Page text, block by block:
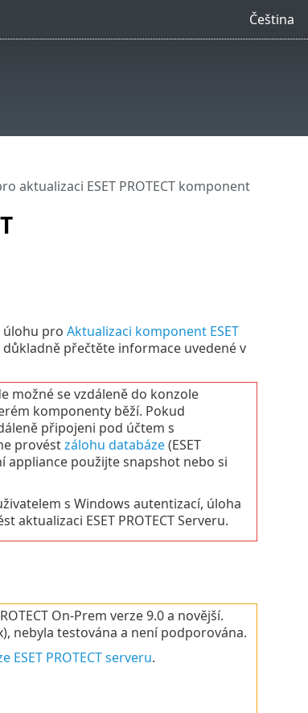
Čeština
aktualizaci ESET PROTECT komponent
úlohu pro Aktualizaci komponent ESET
důkladně přečtěte informace uvedené v
možné se vzdáleně do konzole
komponenty běží. Pokud
připojeni pod účtem s
provéstzálohu databáze(ESET
appliance použijte snapshot nebo si
s Windows autentizací, úloha
aktualizaci ESET PROTECT Serveru.
On-Prem verze 9.0 a novější.
nebyla testována a není podporována.
ESET PROTECT serveru.